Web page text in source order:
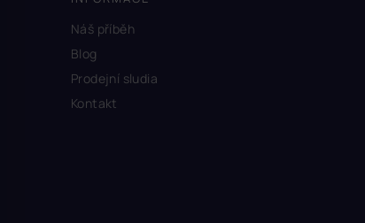
Náš příběh
Blog
Prodejní sludia
Kontakt